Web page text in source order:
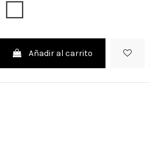
Añadir al carrito